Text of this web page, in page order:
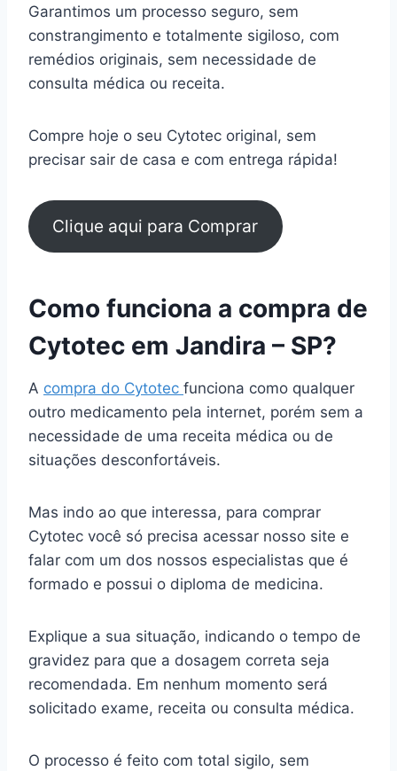
Garantimos um processo seguro, sem
constrangimento e totalmente sigiloso, com
remédios originais, sem necessidade de
consulta médica ou receita.
Compre hoje o seu Cytotec original, sem
precisar sair de casa e com entrega rápida!
Clique aqui para Comprar
Como funciona a compra de
Cytotec em Jandira – SP?
A compra do Cytotec funciona como qualquer
outro medicamento pela internet, porém sem a
necessidade de uma receita médica ou de
situações desconfortáveis.
Mas indo ao que interessa, para comprar
Cytotec você só precisa acessar nosso site e
falar com um dos nossos especialistas que é
formado e possui o diploma de medicina.
Explique a sua situação, indicando o tempo de
gravidez para que a dosagem correta seja
recomendada. Em nenhum momento será
solicitado exame, receita ou consulta médica.
O processo é feito com total sigilo, sem